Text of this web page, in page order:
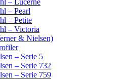
– Lucerne
– Pearl
– Petite
– Victoria
& Nielsen)
– Serie 5
– Serie 732
– Serie 759